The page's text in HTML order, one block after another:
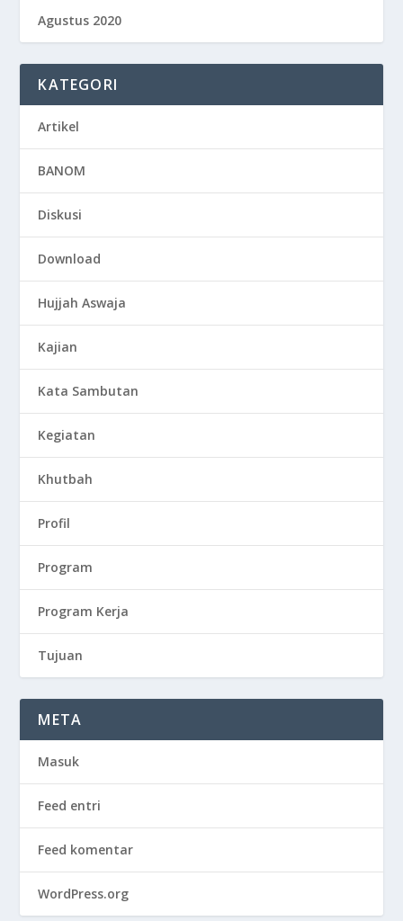
Agustus 2020
KATEGORI
Artikel
BANOM
Diskusi
Download
Hujjah Aswaja
Kajian
Kata Sambutan
Kegiatan
Khutbah
Profil
Program
Program Kerja
Tujuan
META
Masuk
Feed entri
Feed komentar
WordPress.org